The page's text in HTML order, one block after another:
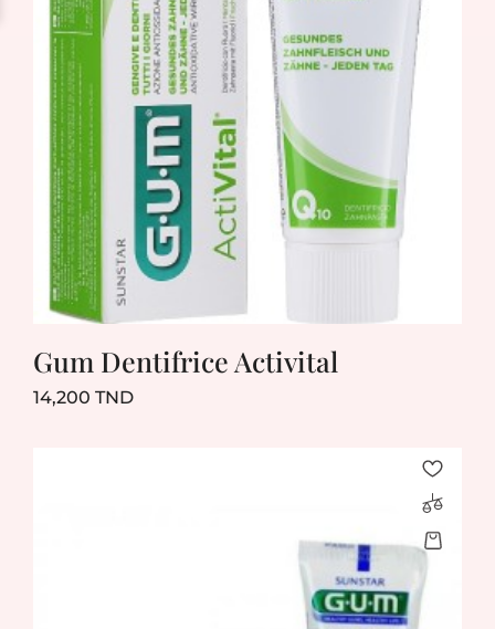
Gum Dentifrice Activital
14,200 TNDPrix